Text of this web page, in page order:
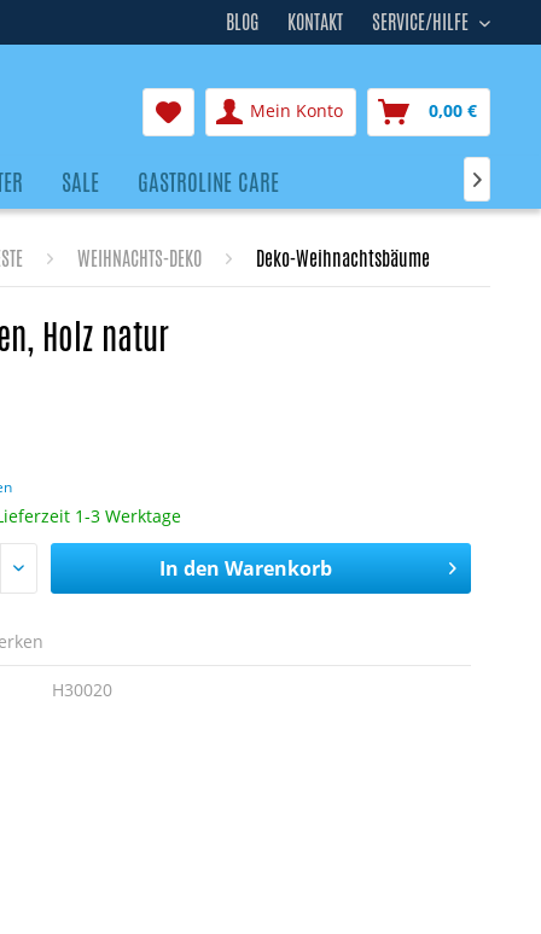
KONTAKT
BLOG SERVICE/HILFE
Mein Konto 0,00 €
SALE GASTROLINE CARE 
WEIHNACHTS-DEKO Deko-Weihnachtsbäume
Holz natur
1-3 Werktage
In denWarenkorb
H30020